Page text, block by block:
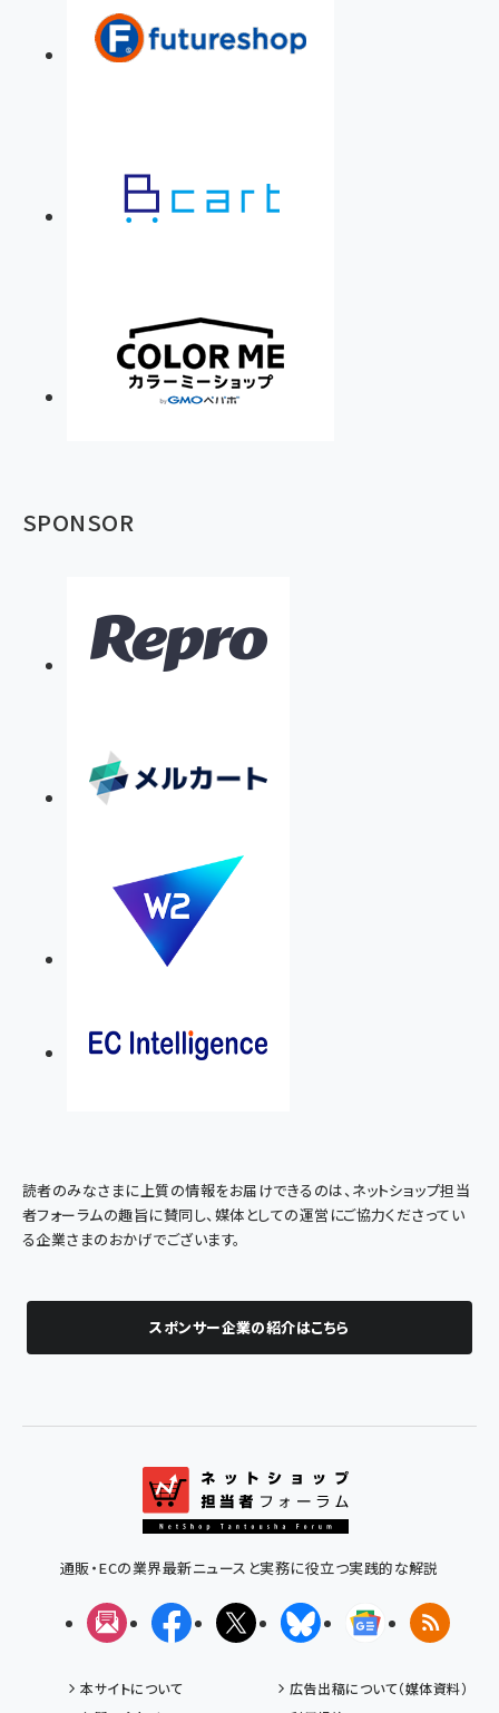
SPONSOR
読者のみなさまに上質の情報をお届けできるのは、ネットショップ担当
者フォーラムの趣旨に賛同し、媒体としての運営にご協力くださってい
る企業さまのおかげでございます。
スポンサー企業の紹介はこちら
通販・ECの業界最新ニュースと実務に役立つ実践的な解説
メルマガFacebookX(エックス)BlueskyGoogleニュ
RSS
本サイトについて
広告出稿について（媒体資料）